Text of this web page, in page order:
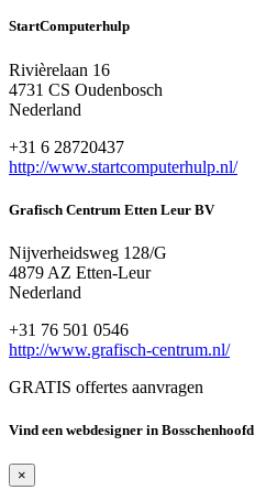
StartComputerhulp
Rivièrelaan 16
4731 CS Oudenbosch
Nederland
+31 6 28720437
http://www.startcomputerhulp.nl/
Grafisch Centrum Etten Leur BV
Nijverheidsweg 128/G
4879 AZ Etten-Leur
Nederland
+31 76 501 0546
http://www.grafisch-centrum.nl/
GRATIS offertes aanvragen
Vind een webdesigner in Bosschenhoofd
×